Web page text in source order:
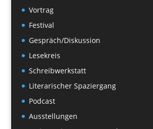
Vortrag
Festival
Gespräch/Diskussion
Lesekreis
Schreibwerkstatt
Literarischer Spaziergang
Podcast
Ausstellungen